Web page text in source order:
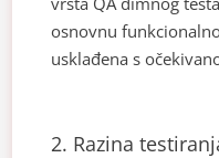
osnovnu
usklađena s
2. Razina